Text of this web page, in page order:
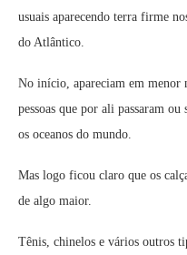
usuais aparecendo terra firme
do Atlântico.
No início, apareciam em menor
pessoas que por ali passaram
os oceanos do mundo.
Mas logo ficou claro que os
de algo maior.
Tênis, chinelos e vários outros